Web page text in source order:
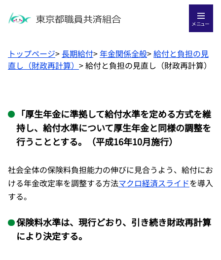
メニュー
トップページ>長期給付>年金関係全般>給付と負担の見
直し（財政再計算） >給付と負担の見直し（財政再計算）
「厚生年金に準拠して給付水準を定める方式を維
持し、給付水準について厚生年金と同様の調整を
行うこととする。（平成16年10月施行）
社会全体の保険料負担能力の伸びに見合うよう、給付にお
ける年金改定率を調整する方法マクロ経済スライドを導入
する。
保険料水準は、現行どおり、引き続き財政再計算
により決定する。